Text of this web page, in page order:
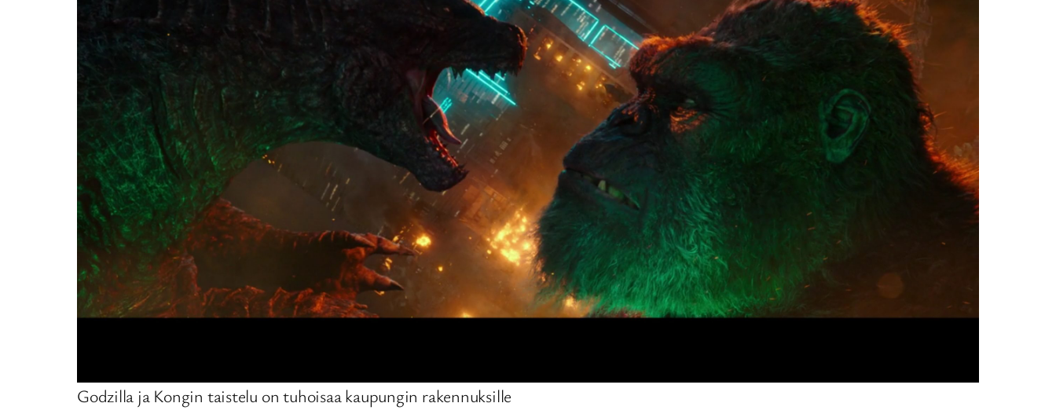
Godzilla ja Kongin taistelu on tuhoisaa kaupungin rakennuksille